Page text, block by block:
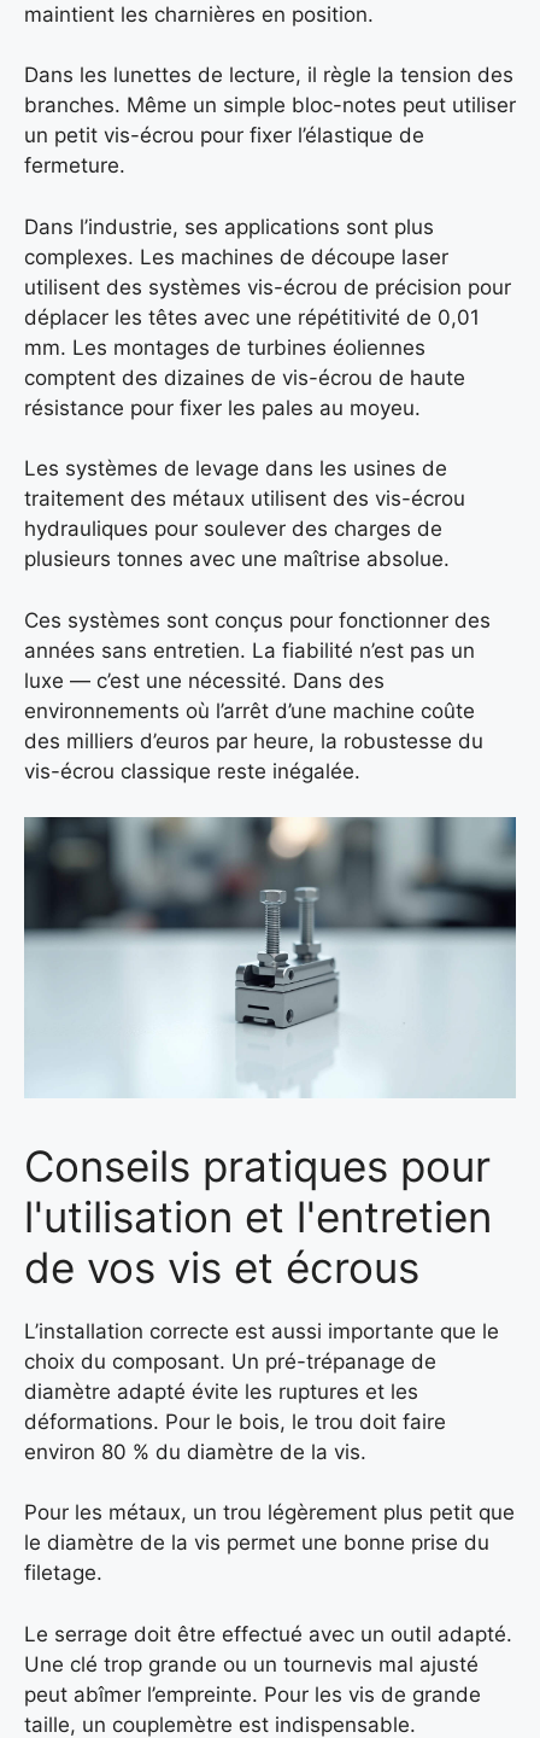
maintient les charnières en position.
Dans les lunettes de lecture, il règle la tension des
branches. Même un simple bloc-notes peut utiliser
un petit vis-écrou pour fixer l’élastique de
fermeture.
Dans l’industrie, ses applications sont plus
complexes. Les machines de découpe laser
utilisent des systèmes vis-écrou de précision pour
déplacer les têtes avec une répétitivité de 0,01
mm. Les montages de turbines éoliennes
comptent des dizaines de vis-écrou de haute
résistance pour fixer les pales au moyeu.
Les systèmes de levage dans les usines de
traitement des métaux utilisent des vis-écrou
hydrauliques pour soulever des charges de
plusieurs tonnes avec une maîtrise absolue.
Ces systèmes sont conçus pour fonctionner des
années sans entretien. La fiabilité n’est pas un
luxe — c’est une nécessité. Dans des
environnements où l’arrêt d’une machine coûte
des milliers d’euros par heure, la robustesse du
vis-écrou classique reste inégalée.
Conseils pratiques pour
l'utilisation et l'entretien
de vos vis et écrous
L’installation correcte est aussi importante que le
choix du composant. Un pré-trépanage de
diamètre adapté évite les ruptures et les
déformations. Pour le bois, le trou doit faire
environ 80 % du diamètre de la vis.
Pour les métaux, un trou légèrement plus petit que
le diamètre de la vis permet une bonne prise du
filetage.
Le serrage doit être effectué avec un outil adapté.
Une clé trop grande ou un tournevis mal ajusté
peut abîmer l’empreinte. Pour les vis de grande
taille, un couplemètre est indispensable.